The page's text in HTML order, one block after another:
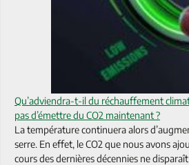
Qu’adviendra-t-il du réchauffement
pas d’émettre du CO2 maintenant ?
La température continuera alors
serre. En effet, le CO2 que nous avons
cours des dernières décennies ne disparaît